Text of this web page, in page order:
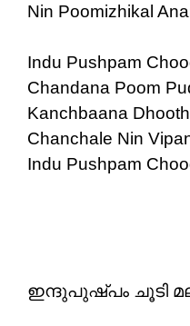
Nin Poomizhikal
Indu Pushpam
Chandana Poom
Kanchbaana
Chanchale Nin
Indu Pushpam
ഇന്ദുപുഷ്പം ചൂടി